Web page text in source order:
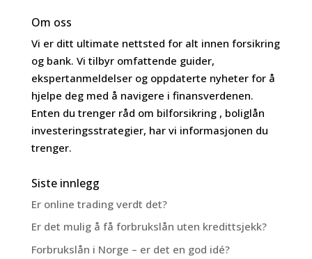
Om oss
Vi er ditt ultimate nettsted for alt innen forsikring
og bank. Vi tilbyr omfattende guider,
ekspertanmeldelser og oppdaterte nyheter for å
hjelpe deg med å navigere i finansverdenen.
Enten du trenger råd om bilforsikring , boliglån
investeringsstrategier, har vi informasjonen du
trenger.
Siste innlegg
Er online trading verdt det?
Er det mulig å få forbrukslån uten kredittsjekk?
Forbrukslån i Norge – er det en god idé?